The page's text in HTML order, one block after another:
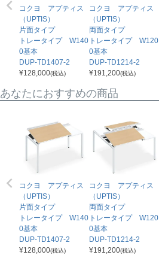
コクヨ アプティス
（UPTIS）
片面タイプ
トレータイプ W140
0基本
DUP-TD1407-2
¥128,000(税込)
コクヨ アプティス
（UPTIS）
両面タイプ
トレータイプ W120
0基本
DUP-TD1214-2
¥191,200(税込)
あなたにおすすめの商品
コクヨ アプティス
（UPTIS）
片面タイプ
トレータイプ W140
0基本
DUP-TD1407-2
¥128,000(税込)
コクヨ アプティス
（UPTIS）
両面タイプ
トレータイプ W120
0基本
DUP-TD1214-2
¥191,200(税込)